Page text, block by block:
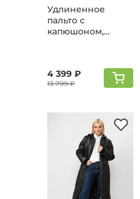
Удлиненное
пальто с
капюшоном,
4 399 ₽
13 799 ₽